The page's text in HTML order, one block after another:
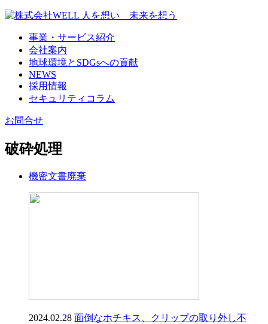
事業・サービス紹介
会社案内
地球環境とSDGsへの貢献
NEWS
採用情報
セキュリティコラム
お問合せ
破砕処理
機密文書廃棄
2024.02.28 面倒なホチキス、クリップの取り外し不